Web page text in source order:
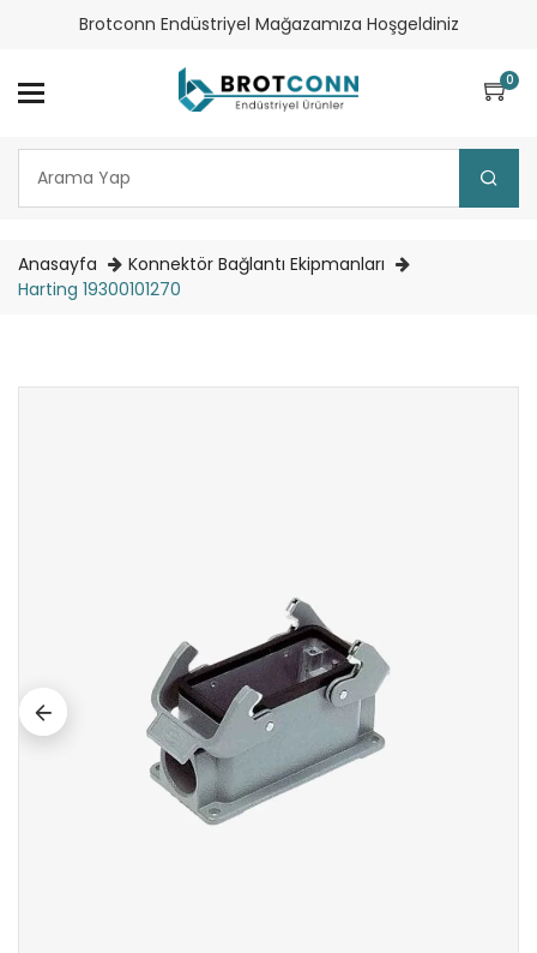
Brotconn Endüstriyel Mağazamıza Hoşgeldiniz
0
Anasayfa
Konnektör Bağlantı Ekipmanları
Harting 19300101270